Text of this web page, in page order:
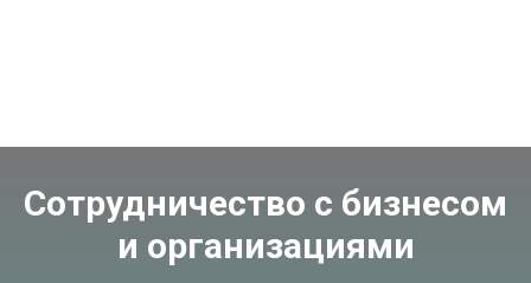
Сотрудничество с бизнесом
и организациями